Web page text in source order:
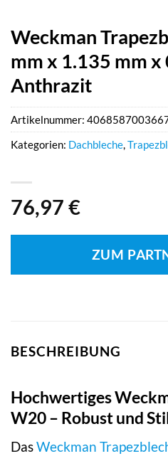
Weckman
mm x 1.135 mm x
Anthrazit
76,97 €
ZUM
Artikelnummer:
Kategorien: Dachbleche,
BESCHREIBUNG
Hochwertiges
W20 – Robust und
DasWeckman